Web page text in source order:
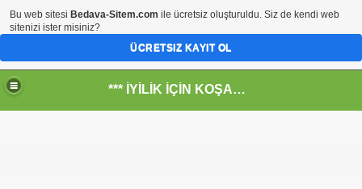
*** İYİLİK İÇİN KOŞANLARIN YERİ***
Bu web sitesi Bedava-Sitem.com ile ücretsiz oluşturuldu. Siz de kendi web
sitenizi ister misiniz?
ÜCRETSIZ KAYIT OL